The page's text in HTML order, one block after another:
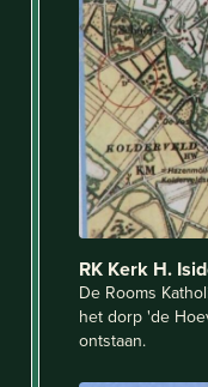
RK Kerk H.
De Rooms
het dorp 'de
ontstaan.